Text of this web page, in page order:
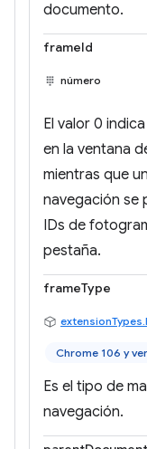
documento.
frameId
número
El valor 0
en la ventana
mientras que
navegación se
IDs de
pestaña.
frameType
Chrome 106 y
Es el tipo de
navegación.